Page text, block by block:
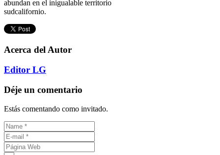
abundan en el inigualable territorio
sudcalifornio.
Acerca del Autor
Editor LG
Déje un comentario
Estás comentando como invitado.